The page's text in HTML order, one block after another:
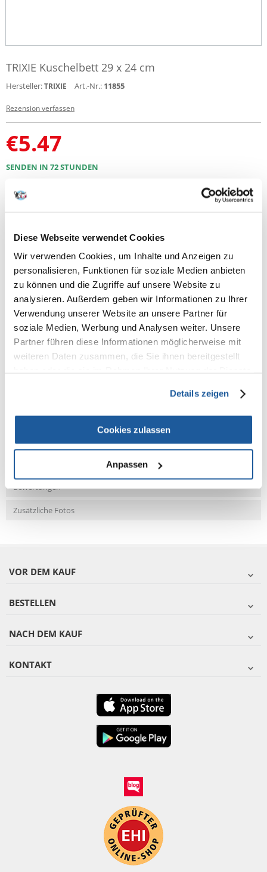
Diese Webseite verwendet Cookies
Wir verwenden Cookies, um Inhalte und Anzeigen zu
personalisieren, Funktionen für soziale Medien anbieten
zu können und die Zugriffe auf unsere Website zu
analysieren. Außerdem geben wir Informationen zu Ihrer
Verwendung unserer Website an unsere Partner für
soziale Medien, Werbung und Analysen weiter. Unsere
Partner führen diese Informationen möglicherweise mit
weiteren Daten zusammen, die Sie ihnen bereitgestellt
Details zeigen
Cookies zulassen
Anpassen
TRIXIE Kuschelbett 29 x 24 cm
Hersteller:TRIXIE Art.-Nr.: 11855
Rezension verfassen
€5.47
SENDEN IN 72 STUNDEN
Bilder unserer Kunden
Produktbeschreibung
Maße: 30 × 22 cm
für z. B.: Meerschweinchen
Farbe: grau/grün
Fragen und Antworten (FAQ)
Bewertungen
Zusätzliche Fotos
VOR DEM KAUF
BESTELLEN
NACH DEM KAUF
KONTAKT